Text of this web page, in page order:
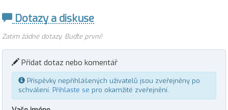
Dotazy a diskuse
Zatím žádné dotazy. Buďte první!
Přidat dotaz nebo komentář
Příspěvky nepřihlášených uživatelů jsou zveřejněny po
schválení. Přihlaste se pro okamžité zveřejnění.